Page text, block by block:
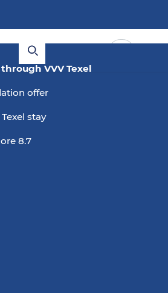
VVV Texel
offer
stay
8.7